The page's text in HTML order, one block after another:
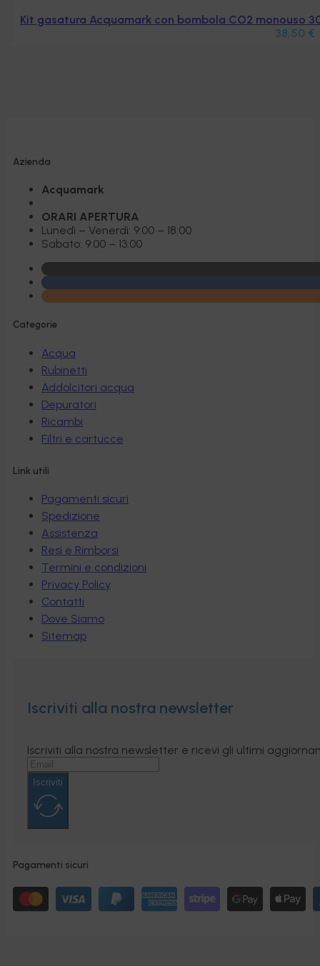
Kit gasatura Acquamark con bombola CO2 monouso
38,50 €
Azienda
Acquamark
ORARI APERTURA
Lunedì – Venerdì: 9:00 – 18:00
Sabato: 9:00 – 13:00
Categorie
Acqua
Rubinetti
Addolcitori acqua
Depuratori
Ricambi
Filtri e cartucce
Link utili
Pagamenti sicuri
Spedizione
Assistenza
Resi e Rimborsi
Termini e condizioni
Privacy Policy
Contatti
Dove Siamo
Sitemap
Iscriviti alla nostra newsletter
Iscriviti alla nostra newsletter e ricevi gli ultimi
Iscriviti
Pagamenti sicuri